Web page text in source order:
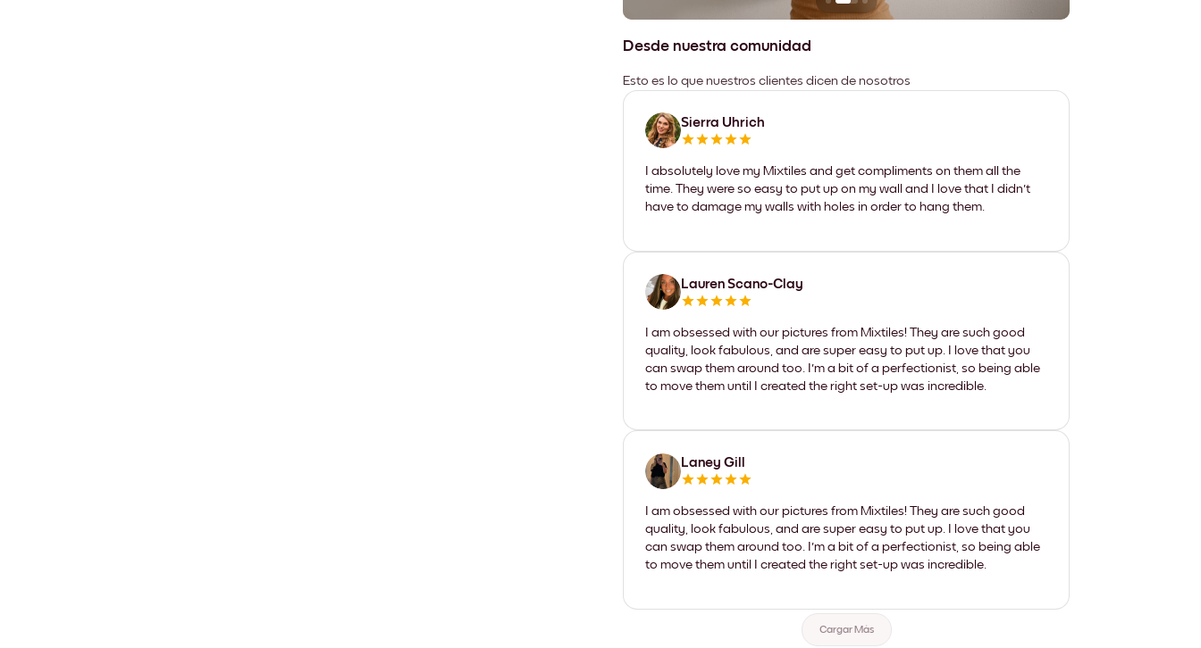
Desde nuestra comunidad
Esto es lo que nuestros clientes dicen de nosotros
Sierra Uhrich
I absolutely love my Mixtiles and get compliments on them all the
time. They were so easy to put up on my wall and I love that I didn't
have to damage my walls with holes in order to hang them.
Lauren Scano-Clay
I am obsessed with our pictures from Mixtiles! They are such good
quality, look fabulous, and are super easy to put up. I love that you
can swap them around too. I'm a bit of a perfectionist, so being able
to move them until I created the right set-up was incredible.
Laney Gill
I am obsessed with our pictures from Mixtiles! They are such good
quality, look fabulous, and are super easy to put up. I love that you
can swap them around too. I'm a bit of a perfectionist, so being able
to move them until I created the right set-up was incredible.
Cargar Más